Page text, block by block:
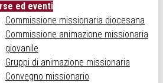
ed eventi
Commissione missionaria diocesana
Commissione animazione missionaria
giovanile
Gruppi di animazione missionaria
Convegno missionario